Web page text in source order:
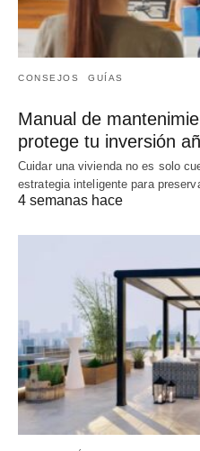
CONSEJOS GUÍAS
Manual de
protege tu inversión
Cuidar una vivienda no es solo
estrategia inteligente para
4 semanas hace